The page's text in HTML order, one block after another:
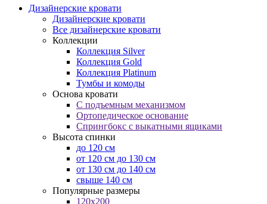
Дизайнерские кровати
Дизайнерские кровати
Все дизайнерские кровати
Коллекции
Коллекция Silver
Коллекция Gold
Коллекция Platinum
Тумбы и комоды
Основа кровати
С подъемным механизмом
Ортопедическое основание
Спрингбокс с выкатными ящиками
Высота спинки
до 120 см
от 120 см до 130 см
от 130 см до 140 см
свыше 140 см
Популярные размеры
120x200